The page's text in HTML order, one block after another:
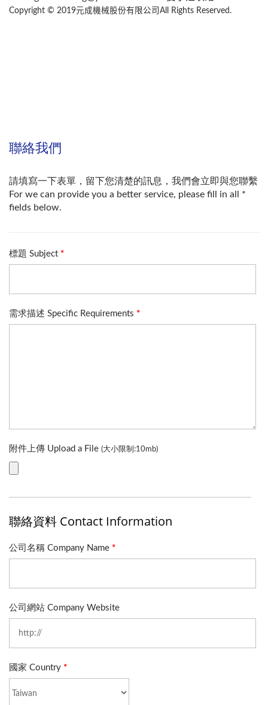
Copyright © 2019元成機械股份有限公司All Rights Reserved.